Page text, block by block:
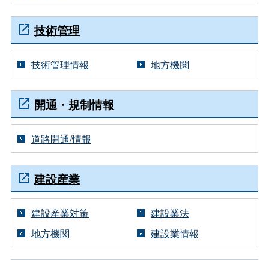
技術管理
技術管理情報 地方機関
開通・規制情報
道路開通/情報
建設産業
建設産業対策
建設業法
地方機関
建設業情報